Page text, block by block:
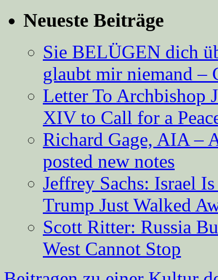
Neueste Beiträge
Sie BELÜGEN dich
glaubt mir niemand –
Letter To Archbishop
XIV to Call for a
Richard Gage, AIA –
posted new notes
Jeffrey Sachs: Israel
Trump Just Walked
Scott Ritter: Russia
West Cannot Stop